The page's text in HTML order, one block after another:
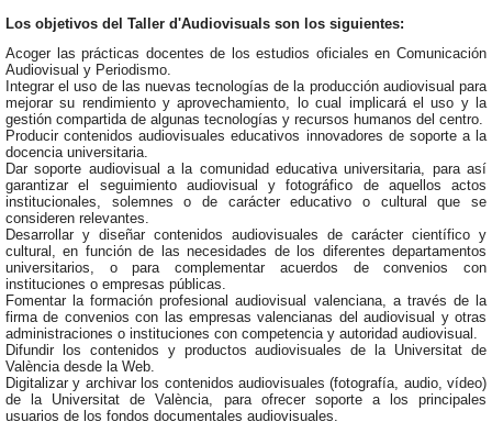
Los objetivos del Taller d'Audiovisuals son los siguientes:
Acoger las prácticas docentes de los estudios oficiales en Comunicación
Audiovisual y Periodismo.
Integrar el uso de las nuevas tecnologías de la producción audiovisual para
mejorar su rendimiento y aprovechamiento, lo cual implicará el uso y la
gestión compartida de algunas tecnologías y recursos humanos del centro.
Producir contenidos audiovisuales educativos innovadores de soporte a la
docencia universitaria.
Dar soporte audiovisual a la comunidad educativa universitaria, para así
garantizar el seguimiento audiovisual y fotográfico de aquellos actos
institucionales, solemnes o de carácter educativo o cultural que se
consideren relevantes.
Desarrollar y diseñar contenidos audiovisuales de carácter científico y
cultural, en función de las necesidades de los diferentes departamentos
universitarios, o para complementar acuerdos de convenios con
instituciones o empresas públicas.
Fomentar la formación profesional audiovisual valenciana, a través de la
firma de convenios con las empresas valencianas del audiovisual y otras
administraciones o instituciones con competencia y autoridad audiovisual.
Difundir los contenidos y productos audiovisuales de la Universitat de
València desde la Web.
Digitalizar y archivar los contenidos audiovisuales (fotografía, audio, vídeo)
de la Universitat de València, para ofrecer soporte a los principales
usuarios de los fondos documentales audiovisuales.